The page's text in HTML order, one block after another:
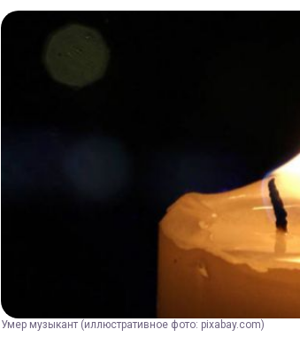
Умер музыкант (иллюстративное фото: pixabay.com)